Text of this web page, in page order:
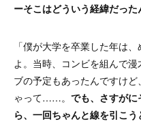
ーそこはどういう経緯だった
「僕が大学を卒業した年は
よ。当時、コンビを組んで
ブの予定もあったんですけ
ゃって……。 でも、さすが
ら、一回ちゃんと線を引こう